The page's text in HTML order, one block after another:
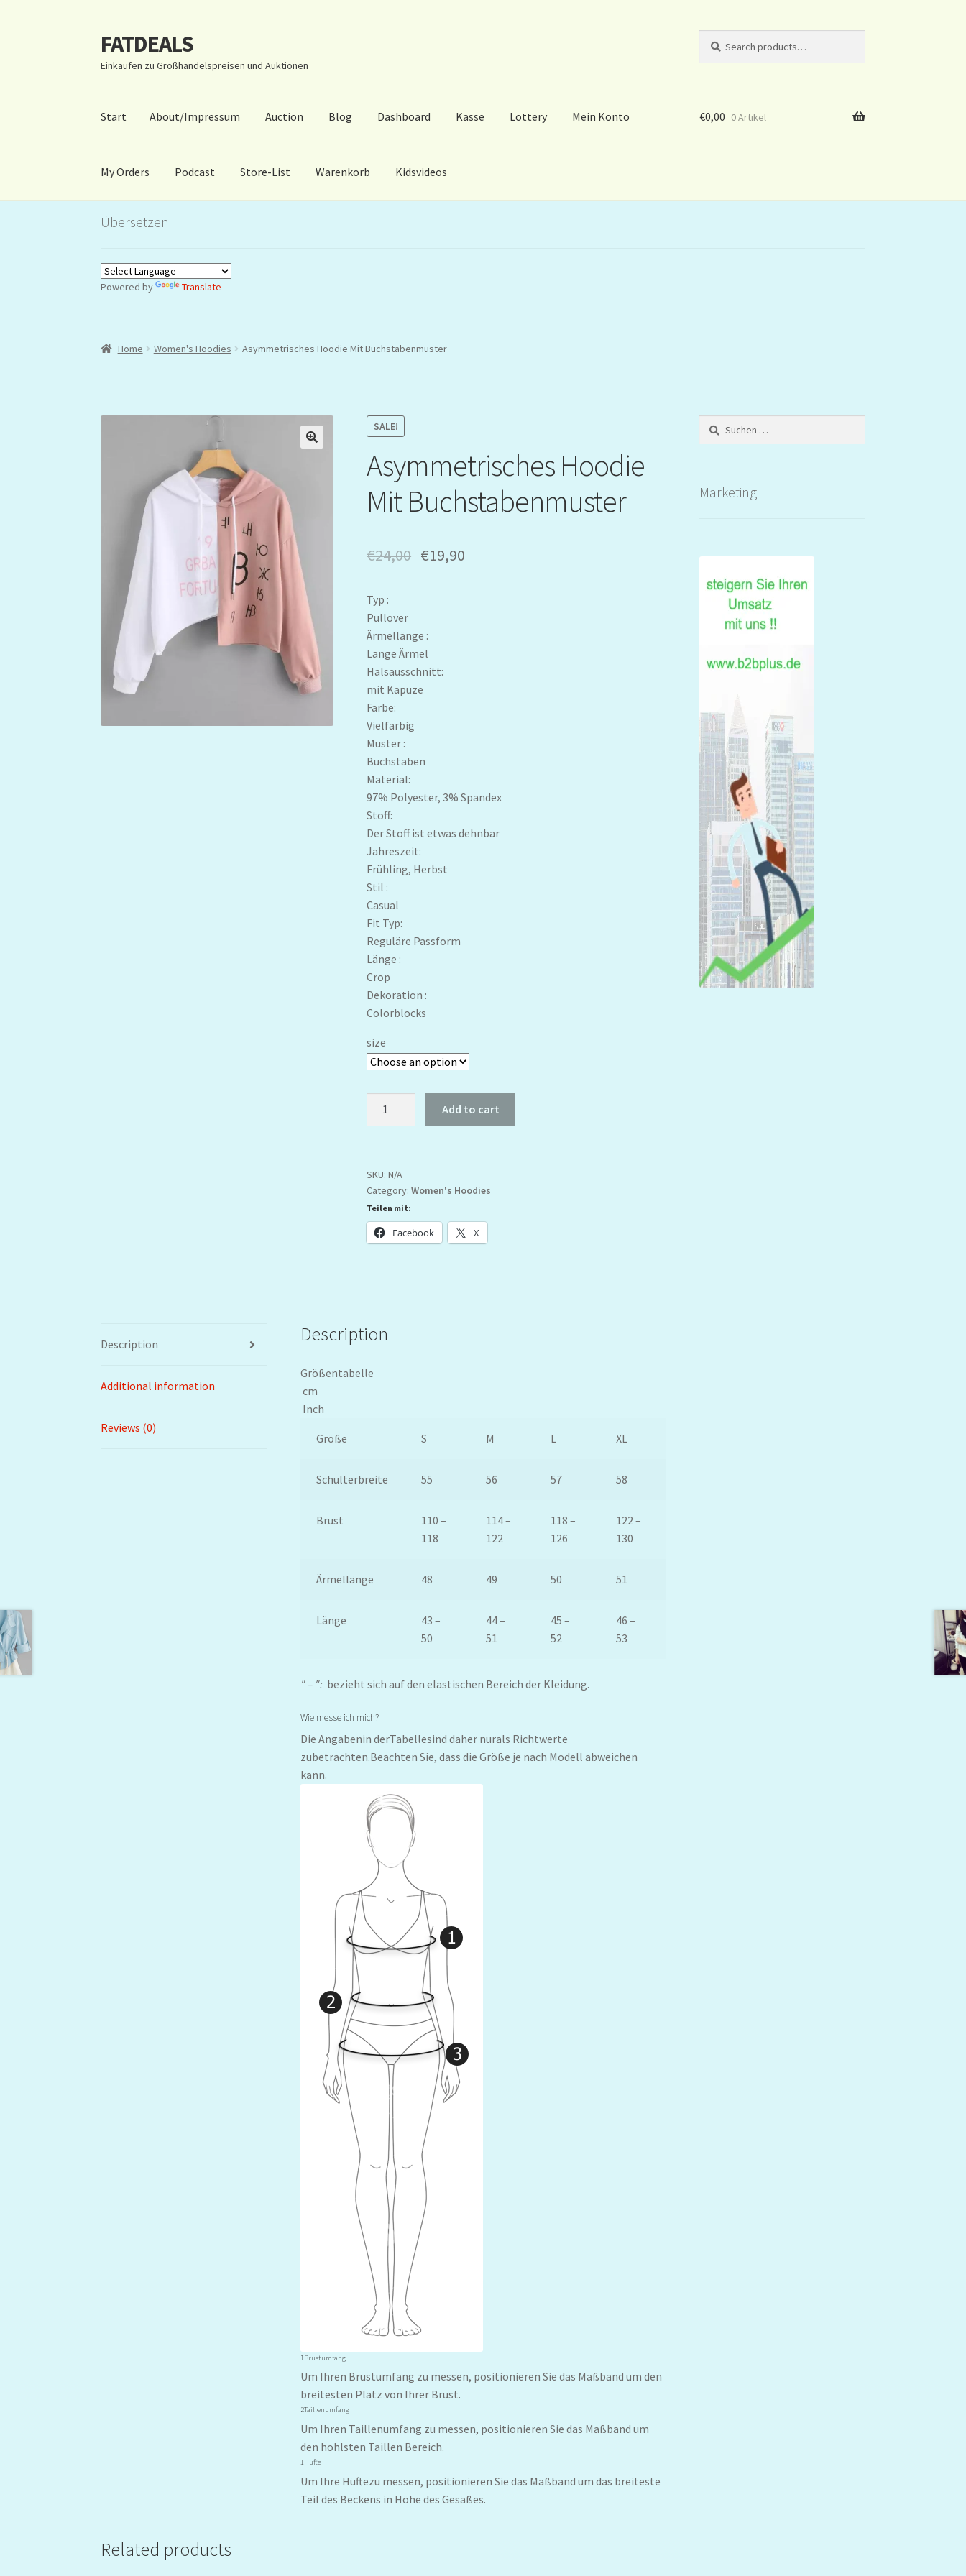
Zur
Navigation
springen
Zum
Inhalt
springen
FATDEALS
Einkaufen zu Großhandelspreisen und Auktionen
for:
Start About/Impressum Auction Blog Dashboard Kasse Lottery Mein Konto
My Orders Podcast Store-List Warenkorb Kidsvideos
StartAbout/Impressum
€0,00 0 Artikel
Übersetzen
Powered by Translate
Home Women's Hoodies Asymmetrisches Hoodie Mit Buchstabenmuster
SALE!
Asymmetrisches Hoodie
Mit Buchstabenmuster
€24,00 €19,90
Typ :
Pullover
Ärmellänge :
Lange Ärmel
Halsausschnitt:
mit Kapuze
Farbe:
Vielfarbig
Muster :
Buchstaben
Material:
97% Polyester, 3% Spandex
Stoff:
Der Stoff ist etwas dehnbar
Jahreszeit:
Frühling, Herbst
Stil :
Casual
Fit Typ:
Reguläre Passform
Länge :
Crop
Dekoration :
Colorblocks
size
Add to cart
SKU:N/A
Category:Women's Hoodies
Teilen mit:
Facebook X
Description
Additional information
Reviews (0)
Description
Größentabelle
cm
Inch
Größe S M L XL
Schulterbreite 55 56 57 58
Brust
110 –
118
114 –
122
118 –
126
122 –
130
Ärmellänge 48 49 50 51
Länge
43 –
50
44 –
51
45 –
52
46 –
53
″ – ″: bezieht sich auf den elastischen Bereich der Kleidung.
Wie messe ich mich?
Die Angabenin derTabellesind daher nurals Richtwerte
zubetrachten.Beachten Sie, dass die Größe je nach Modell abweichen
kann.
1Brustumfang
Um Ihren Brustumfang zu messen, positionieren Sie das Maßband um den
breitesten Platz von Ihrer Brust.
2Taillenumfang
Um Ihren Taillenumfang zu messen, positionieren Sie das Maßband um
den hohlsten Taillen Bereich.
1Hüfte
Um Ihre Hüftezu messen, positionieren Sie das Maßband um das breiteste
Teil des Beckens in Höhe des Gesäßes.
Related products
Suchen
nach:
Marketing